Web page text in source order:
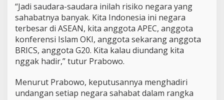
“Jadi saudara-saudara inilah risiko negara yang
sahabatnya banyak. Kita Indonesia ini negara
terbesar di ASEAN, kita anggota APEC, anggota
konferensi Islam OKI, anggota sekarang anggota
BRICS, anggota G20. Kita kalau diundang kita
nggak hadir,” tutur Prabowo.
Menurut Prabowo, keputusannya menghadiri
undangan setiap negara sahabat dalam rangka